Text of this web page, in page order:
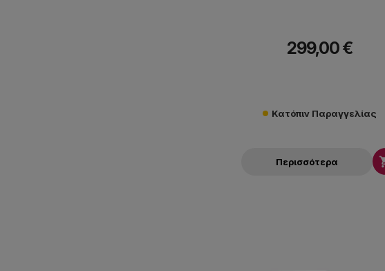
299,00 €
Κατόπιν Παραγγελίας
Περισσότερα